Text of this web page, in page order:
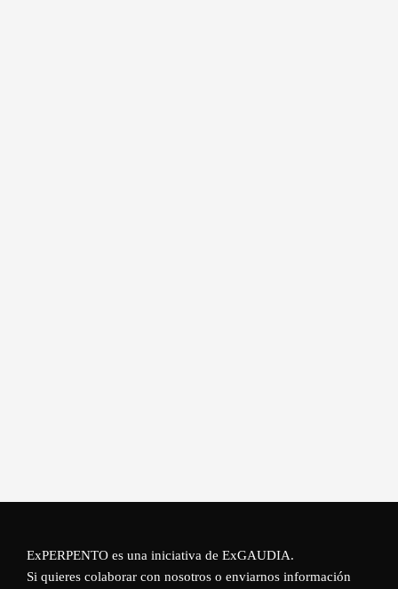
ExPERPENTO es una iniciativa de ExGAUDIA.
Si quieres colaborar con nosotros o enviarnos información